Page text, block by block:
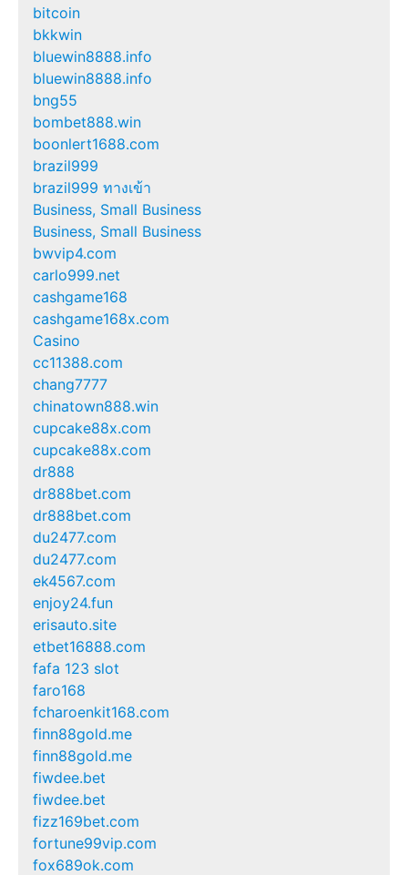
bitcoin
bkkwin
bluewin8888.info
bluewin8888.info
bng55
bombet888.win
boonlert1688.com
brazil999
brazil999 ทางเข้า
Business, Small Business
Business, Small Business
bwvip4.com
carlo999.net
cashgame168
cashgame168x.com
Casino
cc11388.com
chang7777
chinatown888.win
cupcake88x.com
cupcake88x.com
dr888
dr888bet.com
dr888bet.com
du2477.com
du2477.com
ek4567.com
enjoy24.fun
erisauto.site
etbet16888.com
fafa 123 slot
faro168
fcharoenkit168.com
finn88gold.me
finn88gold.me
fiwdee.bet
fiwdee.bet
fizz169bet.com
fortune99vip.com
fox689ok.com